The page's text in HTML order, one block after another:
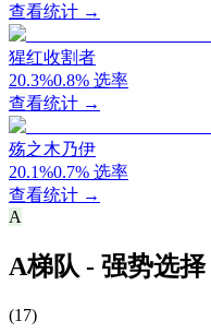
查看统计 →
猩红收割者
20.3%0.8% 选率
查看统计 →
殇之木乃伊
20.1%0.7% 选率
查看统计 →
A
A梯队 - 强势选择
(17)